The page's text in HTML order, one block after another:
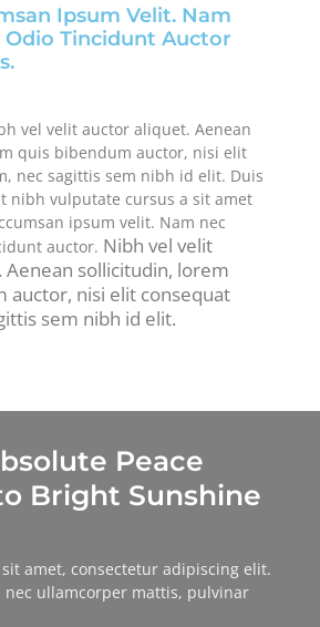
Ipsum Velit. Nam
Odio Tincidunt Auctor
vel velit auctor aliquet. Aenean
quis bibendum auctor, nisi elit
nec sagittis sem nibh id elit. Duis
nibh vulputate cursus a sit amet
ipsum velit. Nam nec
auctor. Nibh vel velit
sollicitudin, lorem
auctor, nisi elit consequat
sem nibh id elit.
Peace
Bright Sunshine
amet, consectetur adipiscing elit.
ullamcorper mattis, pulvinar